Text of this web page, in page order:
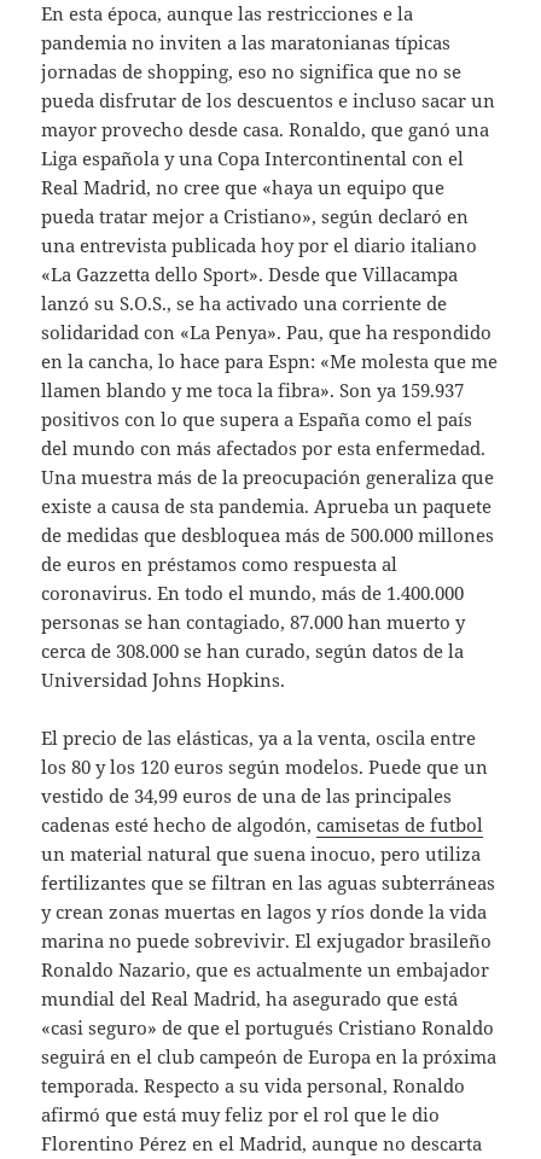
En esta época, aunque las restricciones e la
pandemia no inviten a las maratonianas típicas
jornadas de shopping, eso no significa que no se
pueda disfrutar de los descuentos e incluso sacar un
mayor provecho desde casa. Ronaldo, que ganó una
Liga española y una Copa Intercontinental con el
Real Madrid, no cree que «haya un equipo que
pueda tratar mejor a Cristiano», según declaró en
una entrevista publicada hoy por el diario italiano
«La Gazzetta dello Sport». Desde que Villacampa
lanzó su S.O.S., se ha activado una corriente de
solidaridad con «La Penya». Pau, que ha respondido
en la cancha, lo hace para Espn: «Me molesta que me
llamen blando y me toca la fibra». Son ya 159.937
positivos con lo que supera a España como el país
del mundo con más afectados por esta enfermedad.
Una muestra más de la preocupación generaliza que
existe a causa de sta pandemia. Aprueba un paquete
de medidas que desbloquea más de 500.000 millones
de euros en préstamos como respuesta al
coronavirus. En todo el mundo, más de 1.400.000
personas se han contagiado, 87.000 han muerto y
cerca de 308.000 se han curado, según datos de la
Universidad Johns Hopkins.
El precio de las elásticas, ya a la venta, oscila entre
los 80 y los 120 euros según modelos. Puede que un
vestido de 34,99 euros de una de las principales
cadenas esté hecho de algodón,camisetas de futbol
un material natural que suena inocuo, pero utiliza
fertilizantes que se filtran en las aguas subterráneas
y crean zonas muertas en lagos y ríos donde la vida
marina no puede sobrevivir. El exjugador brasileño
Ronaldo Nazario, que es actualmente un embajador
mundial del Real Madrid, ha asegurado que está
«casi seguro» de que el portugués Cristiano Ronaldo
seguirá en el club campeón de Europa en la próxima
temporada. Respecto a su vida personal, Ronaldo
afirmó que está muy feliz por el rol que le dio
Florentino Pérez en el Madrid, aunque no descarta